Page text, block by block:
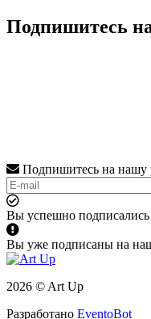
Подпишитесь
Подпишитесь на нашу
Вы успешно
Вы уже подписаны на
2026 © Art Up
Разработано EventoBot